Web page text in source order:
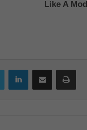
Twitter LinkedInShare via Email